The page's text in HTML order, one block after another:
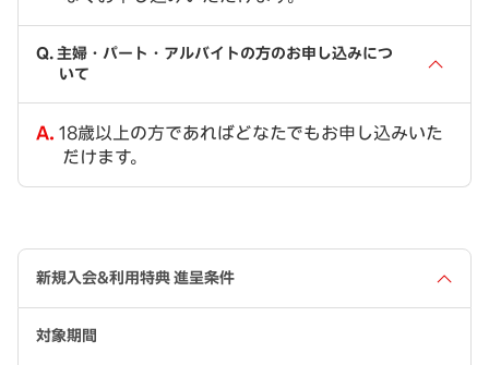
主婦・パート・アルバイトの方のお申し込みにつ
いて
18歳以上の方であればどなたでもお申し込みいた
だけます。
新規入会&利用特典 進呈条件
対象期間